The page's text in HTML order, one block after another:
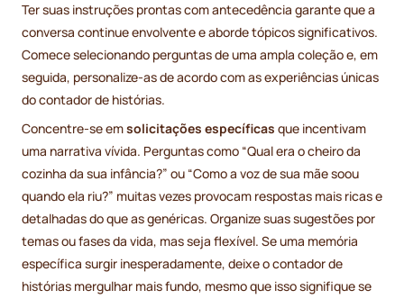
Ter suas instruções prontas com antecedência garante que a
conversa continue envolvente e aborde tópicos significativos.
Comece selecionando perguntas de uma ampla coleção e, em
seguida, personalize-as de acordo com as experiências únicas
do contador de histórias.
Concentre-se emsolicitações específicas que incentivam
uma narrativa vívida. Perguntas como “Qual era o cheiro da
cozinha da sua infância?” ou “Como a voz de sua mãe soou
quando ela riu?” muitas vezes provocam respostas mais ricas e
detalhadas do que as genéricas. Organize suas sugestões por
temas ou fases da vida, mas seja flexível. Se uma memória
específica surgir inesperadamente, deixe o contador de
histórias mergulhar mais fundo, mesmo que isso signifique se